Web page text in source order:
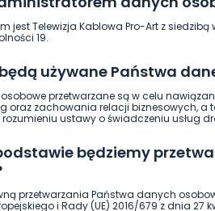
jest Telewizja Kablowa Pro-Art z
19.
używane Państwa
przetwarzane są w celu
oraz zachowania relacji biznesowych, a
ustawy o świadczeniu usług
będziemy
przetwarzania Państwa danych
i Rady (UE) 2016/679 z dnia 27
GOSPODARKA I FINANSE
ŚRODOWISKO WASZE INFO